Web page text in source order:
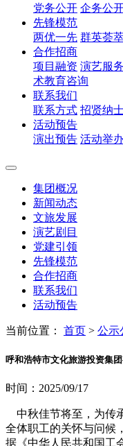
党务公开 企务公
先锋模范
两优一先 群英荟
合作招商
项目融资 演艺服务
术教育咨询
联系我们
联系方式 招贤纳
活动预告
演出预告 活动举
集团概况
新闻动态
文旅发展
演艺剧目
党建引领
先锋模范
合作招商
联系我们
活动预告
当前位置： 首页 > 公示
呼和浩特市文化旅游投资集
时间：2025/09/17
中秋佳节将至，为传
全体职工的关怀与问候
据《中华人民共和国工